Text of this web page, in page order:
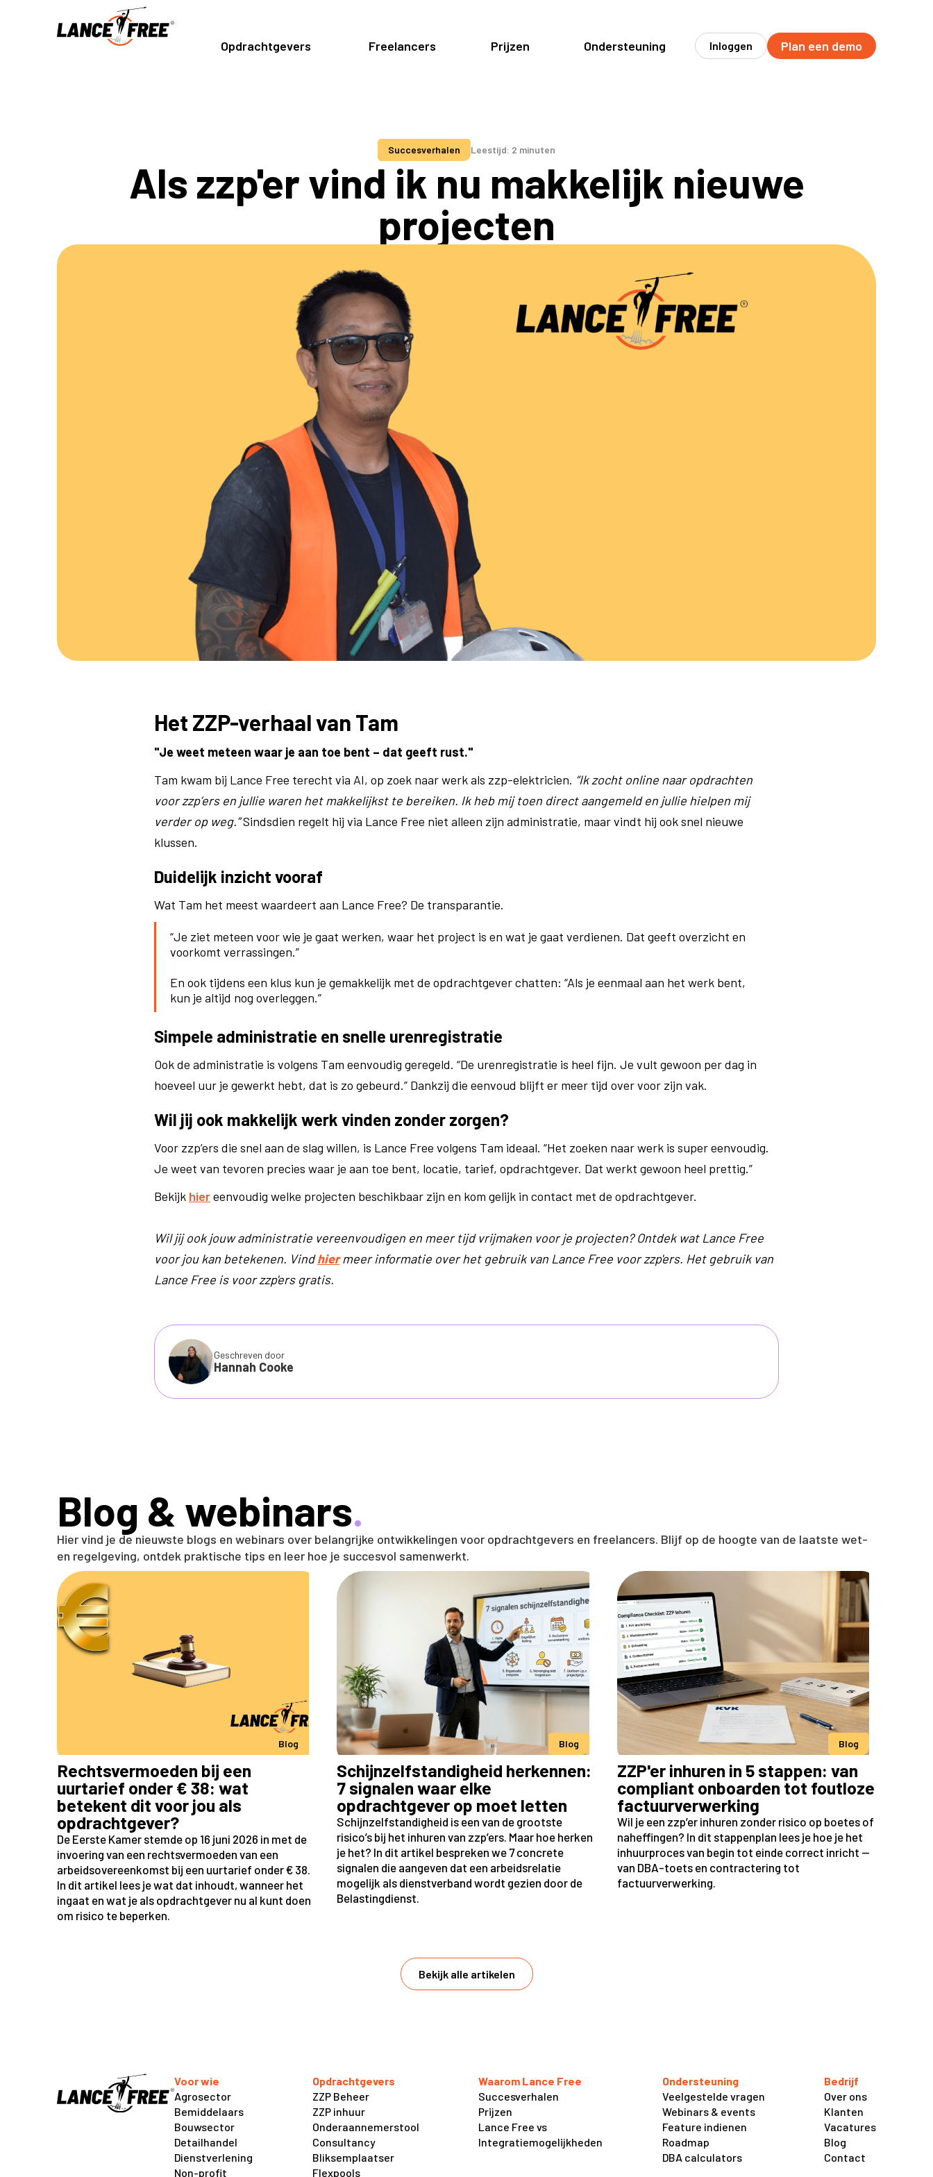
Opdrachtgevers Freelancers Prijzen Ondersteuning Inloggen Plan een demo
Succesverhalen Leestijd: 2 minuten
Als zzp'er vind ik nu makkelijk nieuwe
projecten
Het ZZP-verhaal van Tam
"Je weet meteen waar je aan toe bent – dat geeft rust."
Tam kwam bij Lance Free terecht via AI, op zoek naar werk als zzp-elektricien. “Ik zocht online naar opdrachten
voor zzp’ers en jullie waren het makkelijkst te bereiken. Ik heb mij toen direct aangemeld en jullie hielpen mij
verder op weg.”Sindsdien regelt hij via Lance Free niet alleen zijn administratie, maar vindt hij ook snel nieuwe
klussen.
Duidelijk inzicht vooraf
Wat Tam het meest waardeert aan Lance Free? De transparantie.
“Je ziet meteen voor wie je gaat werken, waar het project is en wat je gaat verdienen. Dat geeft overzicht en
voorkomt verrassingen.”
En ook tijdens een klus kun je gemakkelijk met de opdrachtgever chatten: “Als je eenmaal aan het werk bent,
kun je altijd nog overleggen.”
Simpele administratie en snelle urenregistratie
Ook de administratie is volgens Tam eenvoudig geregeld. “De urenregistratie is heel fijn. Je vult gewoon per dag in
hoeveel uur je gewerkt hebt, dat is zo gebeurd.” Dankzij die eenvoud blijft er meer tijd over voor zijn vak.
Wil jij ook makkelijk werk vinden zonder zorgen?
Voor zzp’ers die snel aan de slag willen, is Lance Free volgens Tam ideaal. “Het zoeken naar werk is super eenvoudig.
Je weet van tevoren precies waar je aan toe bent, locatie, tarief, opdrachtgever. Dat werkt gewoon heel prettig.”
Bekijk hiereenvoudig welke projecten beschikbaar zijn en kom gelijk in contact met de opdrachtgever.
Wil jij ook jouw administratie vereenvoudigen en meer tijd vrijmaken voor je projecten? Ontdek wat Lance Free
voor jou kan betekenen. Vindhiermeer informatie over het gebruik van Lance Free voor zzp'ers. Het gebruik van
Lance Free is voor zzp'ers gratis.
Geschreven door
Hannah Cooke
Blog & webinars.
Hier vind je de nieuwste blogs en webinars over belangrijke ontwikkelingen voor opdrachtgevers en freelancers. Blijf op de hoogte van de laatste wet-
en regelgeving, ontdek praktische tips en leer hoe je succesvol samenwerkt.
Blog
Rechtsvermoeden bij een
uurtarief onder € 38: wat
betekent dit voor jou als
opdrachtgever?
De Eerste Kamer stemde op 16 juni 2026 in met de
invoering van een rechtsvermoeden van een
arbeidsovereenkomst bij een uurtarief onder € 38.
In dit artikel lees je wat dat inhoudt, wanneer het
ingaat en wat je als opdrachtgever nu al kunt doen
om risico te beperken.
Blog
Schijnzelfstandigheid herkennen:
7 signalen waar elke
opdrachtgever op moet letten
Schijnzelfstandigheid is een van de grootste
risico’s bij het inhuren van zzp’ers. Maar hoe herken
je het? In dit artikel bespreken we 7 concrete
signalen die aangeven dat een arbeidsrelatie
mogelijk als dienstverband wordt gezien door de
Belastingdienst.
Blog
ZZP'er inhuren in 5 stappen: van
compliant onboarden tot foutloze
factuurverwerking
Wil je een zzp’er inhuren zonder risico op boetes of
naheffingen? In dit stappenplan lees je hoe je het
inhuurproces van begin tot einde correct inricht —
van DBA-toets en contractering tot
factuurverwerking.
Bekijk alle artikelen
Voor wie
Agrosector
Bemiddelaars
Bouwsector
Detailhandel
Dienstverlening
Non-profit
Opdrachtgevers
ZZP Beheer
ZZP inhuur
Onderaannemerstool
Consultancy
Bliksemplaatser
Flexpools
Waarom Lance Free
Succesverhalen
Prijzen
Lance Free vs
Integratiemogelijkheden
Ondersteuning
Veelgestelde vragen
Webinars & events
Feature indienen
Roadmap
DBA calculators
Bedrijf
Over ons
Klanten
Vacatures
Blog
Contact